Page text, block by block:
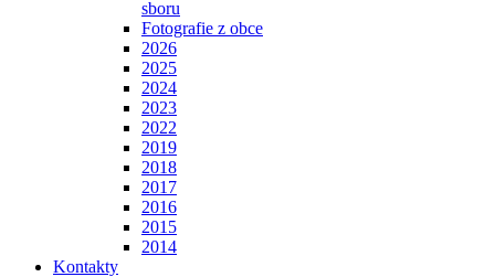
sboru
Fotografie z obce
2026
2025
2024
2023
2022
2019
2018
2017
2016
2015
2014
Kontakty